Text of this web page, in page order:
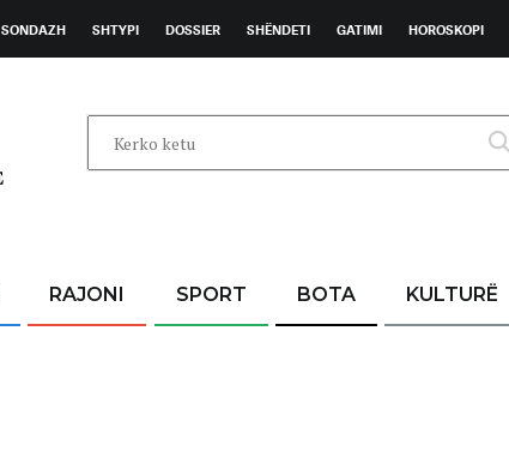
SONDAZH SHTYPI DOSSIER SHËNDETI GATIMI HOROSKOPI
RAJONI SPORT BOTA KULTURË